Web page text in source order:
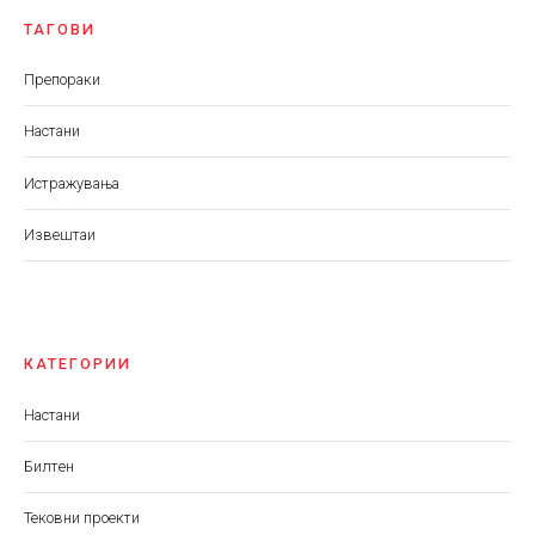
ТАГОВИ
Препораки
Настани
Истражувања
Извештаи
КАТЕГОРИИ
Настани
Билтен
Тековни проекти